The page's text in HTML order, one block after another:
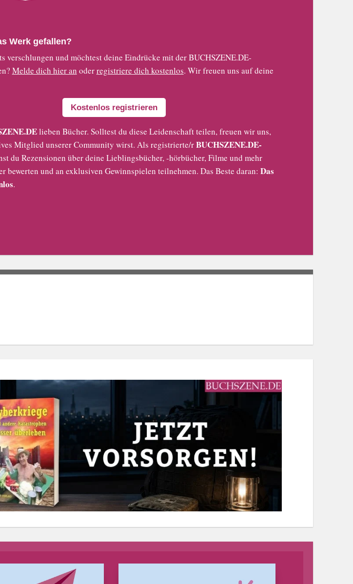
Werk gefallen?
verschlungen und möchtest deine Eindrücke mit der BUCHSZENE.DE-
Melde dich hier an oderregistriere dich kostenlos. Wir freuen uns auf deine
Kostenlos registrieren
lieben Bücher. Solltest du diese Leidenschaft teilen, freuen wir uns,
Mitglied unserer Community wirst. Als registrierte/rBUCHSZENE.DE-
du Rezensionen über deine Lieblingsbücher, -hörbücher, Filme und mehr
bewerten und an exklusiven Gewinnspielen teilnehmen. Das Beste daran: Das
.